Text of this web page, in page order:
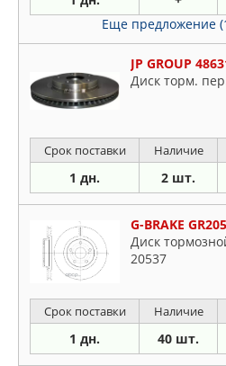
Еще предложение
JP GROUP
Диск торм.
Срок поставки Наличие
1 дн. 2 шт.
G-BRAKE
Диск
20537
Срок поставки Наличие
1 дн. 40 шт.